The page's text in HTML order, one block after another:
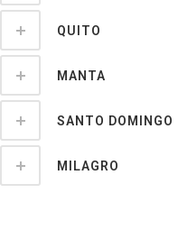
QUITO
MANTA
SANTO DOMINGO
MILAGRO